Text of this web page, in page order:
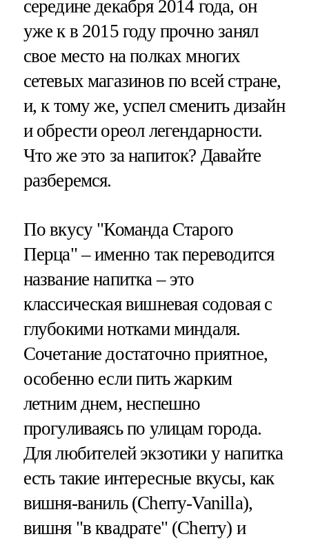
середине декабря 2014 года, он
уже к в 2015 году прочно занял
свое место на полках многих
сетевых магазинов по всей стране,
и, к тому же, успел сменить дизайн
и обрести ореол легендарности.
Что же это за напиток? Давайте
разберемся.
По вкусу "Команда Старого
Перца" – именно так переводится
название напитка – это
классическая вишневая содовая с
глубокими нотками миндаля.
Сочетание достаточно приятное,
особенно если пить жарким
летним днем, неспешно
прогуливаясь по улицам города.
Для любителей экзотики у напитка
есть такие интересные вкусы, как
вишня-ваниль (Cherry-Vanilla),
вишня "в квадрате" (Cherry) и